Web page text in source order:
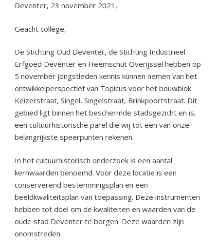
Deventer, 23 november 2021,
Geacht college,
De Stichting Oud Deventer, de Stichting Industrieel
Erfgoed Deventer en Heemschut Overijssel hebben op
5 november jongstleden kennis kunnen nemen van het
ontwikkelperspectief van Topicus voor het bouwblok
Keizerstraat, Singel, Singelstraat, Brinkpoortstraat. Dit
gebied ligt binnen het beschermde stadsgezicht en is,
een cultuurhistorische parel die wij tot een van onze
belangrijkste speerpunten rekenen.
In het cultuurhistorisch onderzoek is een aantal
kernwaarden benoemd. Voor deze locatie is een
conserverend bestemmingsplan en een
beeldkwaliteitsplan van toepassing. Deze instrumenten
hebben tot doel om de kwaliteiten en waarden van de
oude stad Deventer te borgen. Deze waarden zijn
onomstreden.